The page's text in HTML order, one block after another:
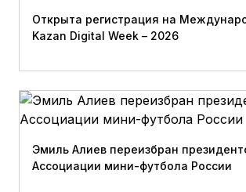
Открыта регистрация на
Kazan Digital Week – 2026
Эмиль Алиев переизбран
Ассоциации мини-футбола России